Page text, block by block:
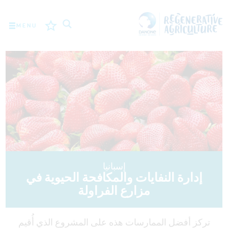
MENU
المهمة
المزارعون
أفضل الممارسات
الأدوات
LOGIN
РУССКИЙ
ROMÂNĂ
PORTUGUÊS
POLSKI
NEDERLANDS
FRANÇAIS
إسبانيا
إدارة النفايات والمكافحة الحيوية في
مزارع الفراولة
تركز أفضل الممارسات هذه على المشروع الذي أُقيم